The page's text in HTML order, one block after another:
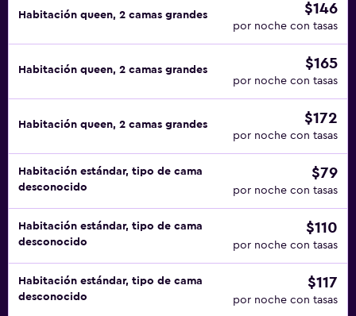
Habitación queen, 2 camas grandes $146
por noche con tasas
Habitación queen, 2 camas grandes $165
por noche con tasas
Habitación queen, 2 camas grandes $172
por noche con tasas
Habitación estándar, tipo de cama
desconocido
$79
por noche con tasas
Habitación estándar, tipo de cama
desconocido
$110
por noche con tasas
Habitación estándar, tipo de cama
desconocido
$117
por noche con tasas